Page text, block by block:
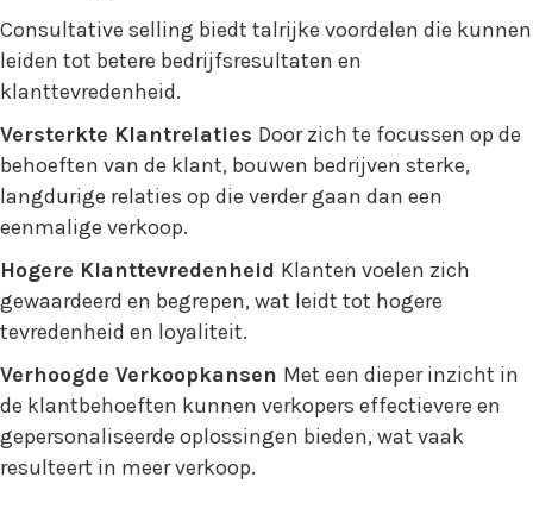
Consultative selling biedt talrijke voordelen die kunnen
leiden tot betere bedrijfsresultaten en
klanttevredenheid.
Versterkte Klantrelaties Door zich te focussen op de
behoeften van de klant, bouwen bedrijven sterke,
langdurige relaties op die verder gaan dan een
eenmalige verkoop.
Hogere Klanttevredenheid Klanten voelen zich
gewaardeerd en begrepen, wat leidt tot hogere
tevredenheid en loyaliteit.
Verhoogde Verkoopkansen Met een dieper inzicht in
de klantbehoeften kunnen verkopers effectievere en
gepersonaliseerde oplossingen bieden, wat vaak
resulteert in meer verkoop.